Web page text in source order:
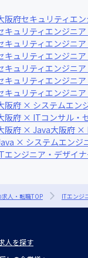
阪府セキュリティエ
キュリティエンジニ
キュリティエンジニ
キュリティエンジニ
キュリティエンジニ
キュリティエンジニ
キュリティエンジニ
阪府 × システムエン
阪府 × ITコンサル・
阪府 × Java大阪府 ×
× システムエンジ
エンジニア・デザイ
人・転職TOP ITエンジ
人を探す